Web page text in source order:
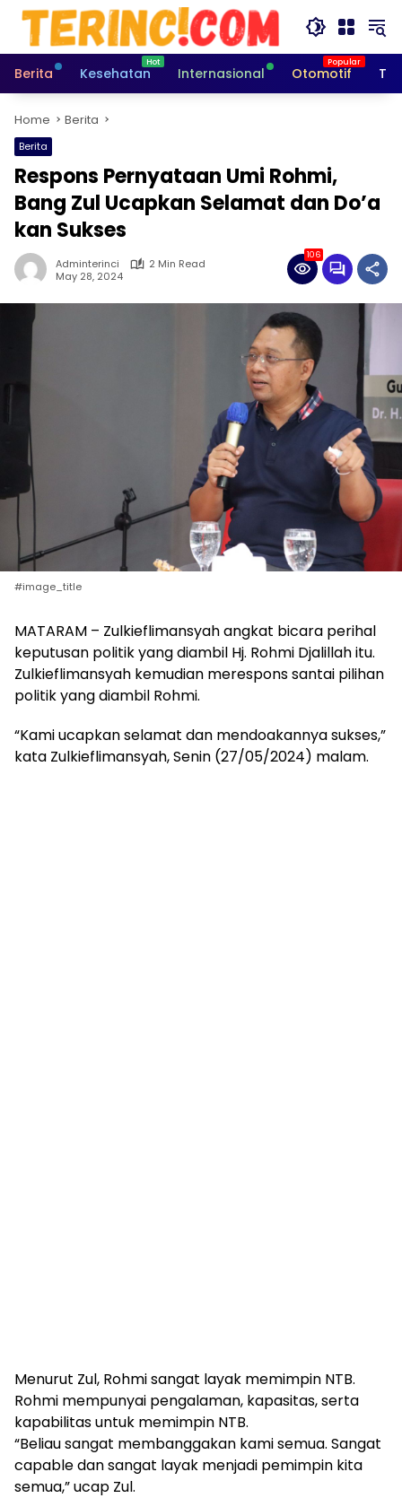
Skip
content
Berita
Kesehatan Internasional Otomotif
Home Berita
Berita
Respons Pernyataan Umi Rohmi,
Bang Zul Ucapkan Selamat dan Do’a
kan Sukses
Adminterinci
2 Min Read
May 28, 2024
106
#image_title
MATARAM – Zulkieflimansyah angkat bicara perihal
keputusan politik yang diambil Hj. Rohmi Djalillah itu.
Zulkieflimansyah kemudian merespons santai pilihan
politik yang diambil Rohmi.
“Kami ucapkan selamat dan mendoakannya sukses,”
kata Zulkieflimansyah, Senin (27/05/2024) malam.
Menurut Zul, Rohmi sangat layak memimpin NTB.
Rohmi mempunyai pengalaman, kapasitas, serta
kapabilitas untuk memimpin NTB.
“Beliau sangat membanggakan kami semua. Sangat
capable dan sangat layak menjadi pemimpin kita
semua,” ucap Zul.